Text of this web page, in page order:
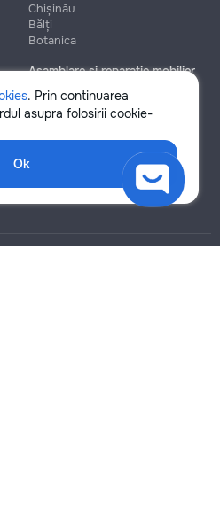
. Prin continuarea
asupra folosirii cookie-
Ok
Chișinău
Bălți
Botanica
Asamblare și reparație mobilier
Chișinău
Botanica